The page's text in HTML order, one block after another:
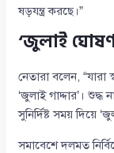
ষড়যন্ত্র করছে।”
‘জুলাই
নেতারা বলেন, “যারা
‘জুলাই গাদ্দার’।
সুনির্দিষ্ট সময় দিয়ে
সমাবেশে দলমত